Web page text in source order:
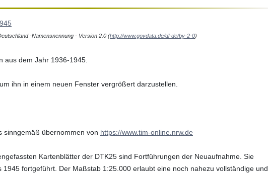
-Namensnennung - Version 2.0 (http://www.govdata.de/dl-de/by-2-0)
aus dem Jahr 1936-1945.
ihn in einem neuen Fenster vergrößert darzustellen.
sinngemäß übernommen von https://www.tim-online.nrw.de
Kartenblätter der DTK25 sind Fortführungen der Neuaufnahme. Sie
fortgeführt. Der Maßstab 1:25.000 erlaubt eine noch nahezu vollständige und